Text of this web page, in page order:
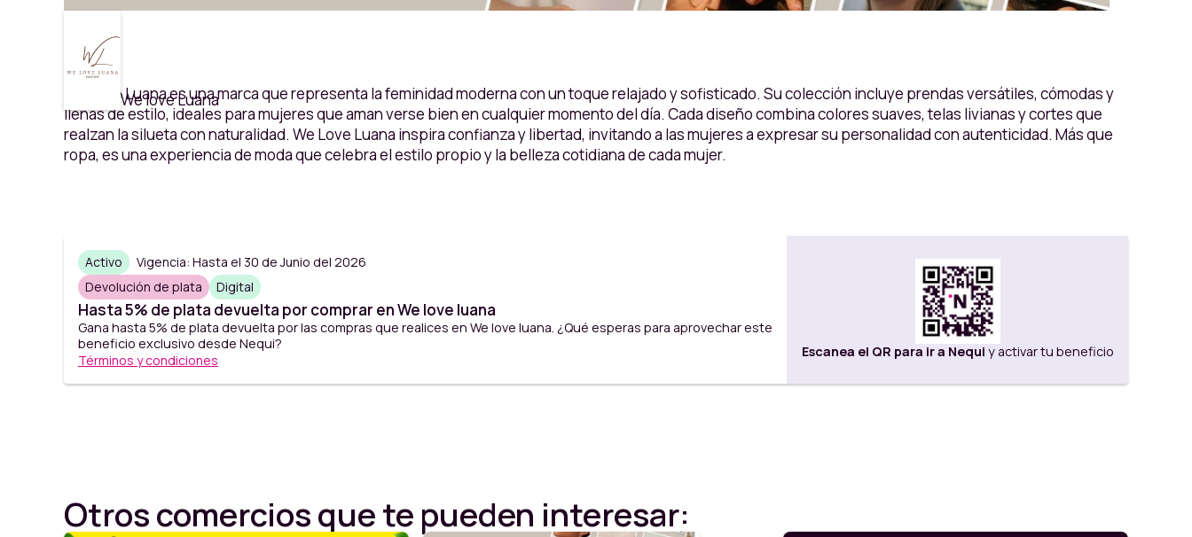
We love Luana
We Love Luana es una marca que representa la feminidad moderna con un toque relajado y sofisticado. Su colección incluye prendas versátiles, cómodas y
llenas de estilo, ideales para mujeres que aman verse bien en cualquier momento del día. Cada diseño combina colores suaves, telas livianas y cortes que
realzan la silueta con naturalidad. We Love Luana inspira confianza y libertad, invitando a las mujeres a expresar su personalidad con autenticidad. Más que
ropa, es una experiencia de moda que celebra el estilo propio y la belleza cotidiana de cada mujer.
Activo
Vigencia: Hasta el 30 de Junio del 2026
Devolución de plata
Digital
Hasta 5% de plata devuelta por comprar en We love luana
Gana hasta 5% de plata devuelta por las compras que realices en We love luana. ¿Qué esperas para aprovechar este
beneficio exclusivo desde Nequi?
Términos y condiciones
Escanea el QR para ir a Nequi y activar tu beneficio
Otros comercios que te pueden interesar: